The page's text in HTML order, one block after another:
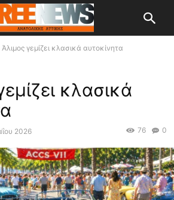
γεμίζει κλασικά αυτοκίνητα
κλασικά
2026 0
76